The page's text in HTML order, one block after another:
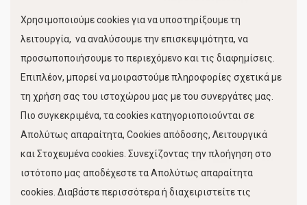
Κίνηση Λιμένος
FOLLOW US
Χρησιμοποιούμε cookies για να υποστηρίξουμε τη
λειτουργία, να αναλύσουμε την επισκεψιμότητα, να
προσωποποιήσουμε το περιεχόμενο και τις διαφημίσεις.
Επιπλέον, μπορεί να μοιραστούμε πληροφορίες σχετικά με
τη χρήση σας του ιστοχώρου μας με του συνεργάτες μας.
Πιο συγκεκριμένα, τα cookies κατηγοριοποιούνται σε
Απολύτως απαραίτητα, Cookies απόδοσης, Λειτουργικά
και Στοχευμένα cookies. Συνεχίζοντας την πλοήγηση στο
ιστότοπο μας αποδέχεστε τα Απολύτως απαραίτητα
cookies. Διαβάστε περισσότερα ή διαχειριστείτε τις